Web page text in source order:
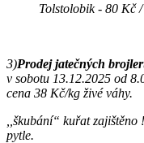
Tolstolobik - 80 Kč
3)Prodej jatečných
v sobotu 13.12.2025 od
cena 38 Kč/kg živé váhy.
,,škubání“ kuřat
pytle.